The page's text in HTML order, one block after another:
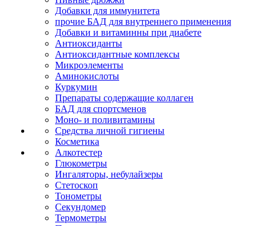
Добавки для иммунитета
прочие БАД для внутреннего применения
Добавки и витаминны при диабете
Антиоксиданты
Антиоксидантные комплексы
Микроэлементы
Аминокислоты
Куркумин
Препараты содержащие коллаген
БАД для спортсменов
Моно- и поливитамины
Средства личной гигиены
Косметика
Алкотестер
Глюкометры
Ингаляторы, небулайзеры
Стетоскоп
Тонометры
Секундомер
Термометры